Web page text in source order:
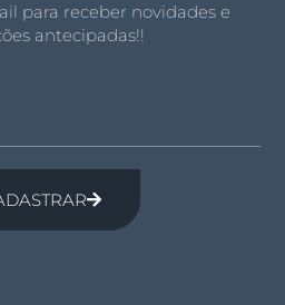
para receber novidades e
antecipadas!!